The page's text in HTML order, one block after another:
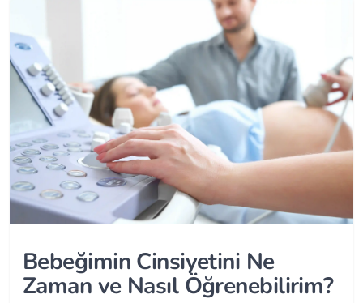
Bebeğimin Cinsiyetini Ne
Zaman ve Nasıl Öğrenebilirim?